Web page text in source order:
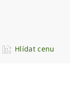
Hlídat cenu